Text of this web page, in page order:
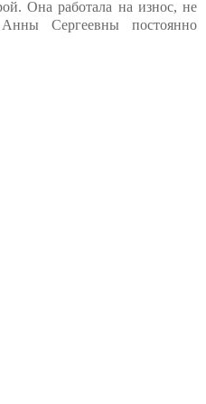
Она работала на износ, не
Сергеевны постоянно